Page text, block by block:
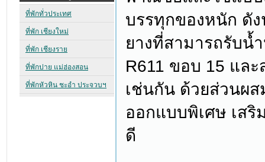
บรรทุกของหนัก ดัง
ยางที่สามารถรับน้
R611 ขอบ 15 แล
เช่นกัน ด้วยส่วนผ
ออกแบบพิเศษ เสริ
ดี